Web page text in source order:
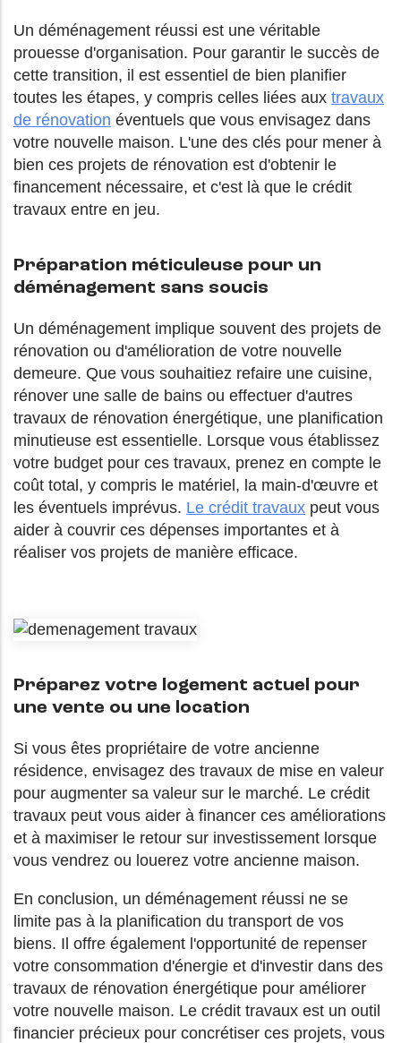
Un déménagement réussi est une véritable
prouesse d'organisation. Pour garantir le succès de
cette transition, il est essentiel de bien planifier
toutes les étapes, y compris celles liées aux travaux
de rénovation éventuels que vous envisagez dans
votre nouvelle maison. L'une des clés pour mener à
bien ces projets de rénovation est d'obtenir le
financement nécessaire, et c'est là que le crédit
travaux entre en jeu.
Préparation méticuleuse pour un
déménagement sans soucis
Un déménagement implique souvent des projets de
rénovation ou d'amélioration de votre nouvelle
demeure. Que vous souhaitiez refaire une cuisine,
rénover une salle de bains ou effectuer d'autres
travaux de rénovation énergétique, une planification
minutieuse est essentielle. Lorsque vous établissez
votre budget pour ces travaux, prenez en compte le
coût total, y compris le matériel, la main-d'œuvre et
les éventuels imprévus. Le crédit travaux peut vous
aider à couvrir ces dépenses importantes et à
réaliser vos projets de manière efficace.
Préparez votre logement actuel pour
une vente ou une location
Si vous êtes propriétaire de votre ancienne
résidence, envisagez des travaux de mise en valeur
pour augmenter sa valeur sur le marché. Le crédit
travaux peut vous aider à financer ces améliorations
et à maximiser le retour sur investissement lorsque
vous vendrez ou louerez votre ancienne maison.
En conclusion, un déménagement réussi ne se
limite pas à la planification du transport de vos
biens. Il offre également l'opportunité de repenser
votre consommation d'énergie et d'investir dans des
travaux de rénovation énergétique pour améliorer
votre nouvelle maison. Le crédit travaux est un outil
financier précieux pour concrétiser ces projets, vous